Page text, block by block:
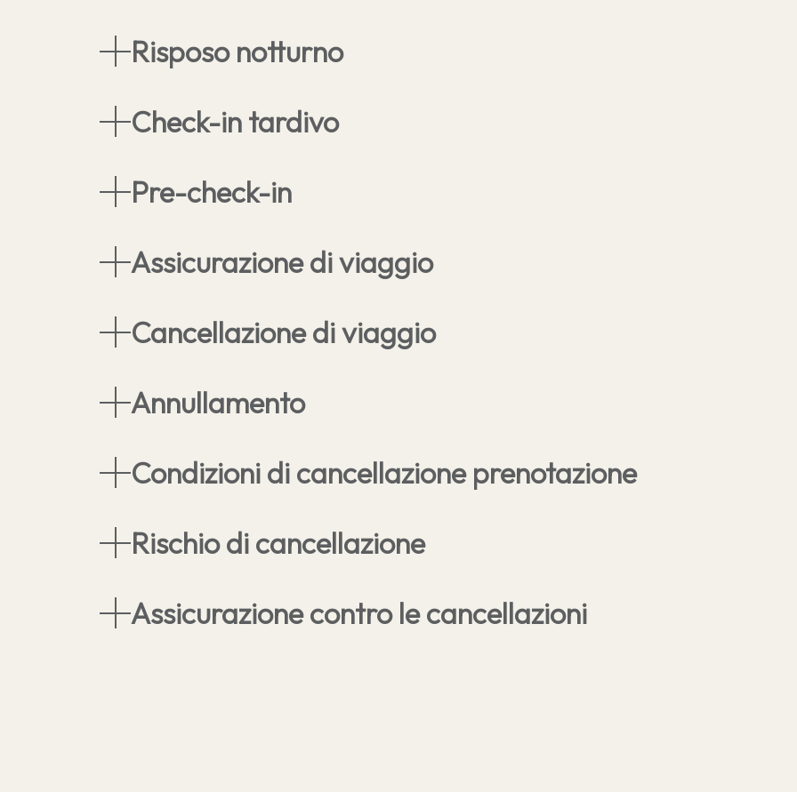
RittenCard
Mondo dei bambini
Piscina organica
Idromassaggio
Regole
Condizioni di cancellazione
Sostenibilità
Attività
FAQ
Risposo notturno
Check-in tardivo
Pre-check-in
Assicurazione di viaggio
Cancellazione di viaggio
Annullamento
Condizioni di cancellazione prenotazione
Rischio di cancellazione
Assicurazione contro le cancellazioni